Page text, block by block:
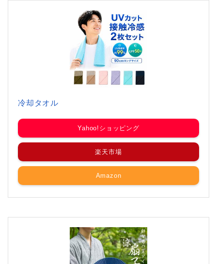
冷却タオル
Yahoo!ショッピング
楽天市場
Amazon